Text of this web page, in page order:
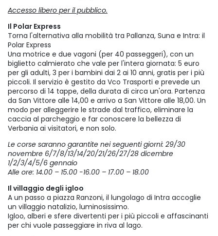
Accesso libero per il pubblico.
Il Polar Express
Torna l'alternativa alla mobilità tra Pallanza, Suna e Intra: il
Polar Express
Una motrice e due vagoni (per 40 passeggeri), con un
biglietto calmierato che vale per l'intera giornata: 5 euro
per gli adulti, 3 per i bambini dai 2 ai 10 anni, gratis per i più
piccoli. Il servizio è gestito da Vco Trasporti e prevede un
percorso di 14 tappe, della durata di circa un'ora. Partenza
da San Vittore alle 14,00 e arrivo a San Vittore alle 18,00. Un
modo per alleggerire le strade dal traffico, eliminare la
caccia al parcheggio e far conoscere la bellezza di
Verbania ai visitatori, e non solo.
Le corse saranno garantite nei seguenti giorni: 29/30
novembre 6/7/8/13/14/20/21/26/27/28 dicembre
1/2/3/4/5/6 gennaio
Alle ore: 14.00 – 15.00 -16.00 – 17.00 – 18.00
Il villaggio degli igloo
A un passo a piazza Ranzoni, il lungolago di Intra accoglie
un villaggio natalizio, luminosissimo.
Igloo, alberi e sfere divertenti per i più piccoli e affascinanti
per chi vuole passeggiare in riva al lago.